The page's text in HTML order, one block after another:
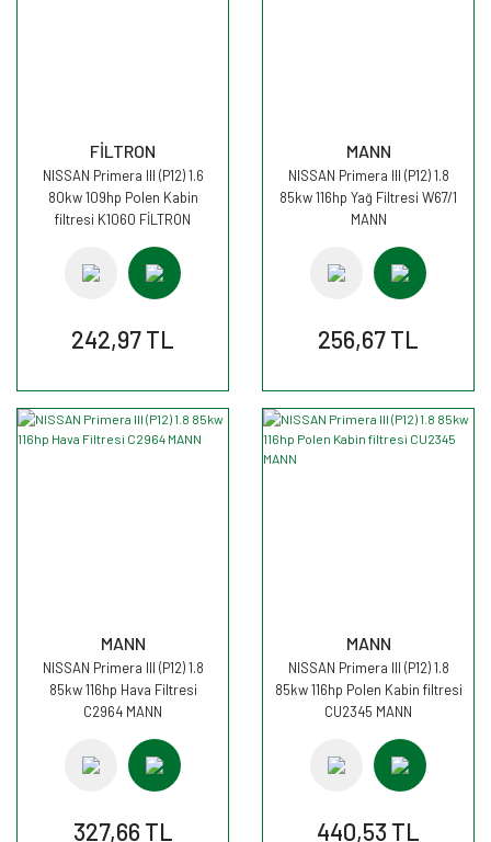
FİLTRON
NISSAN Primera III (P12) 1.6
80kw 109hp Polen Kabin
filtresi K1060 FİLTRON
242,97 TL
MANN
NISSAN Primera III (P12) 1.8
85kw 116hp Yağ Filtresi W67/1
MANN
256,67 TL
MANN
NISSAN Primera III (P12) 1.8
85kw 116hp Hava Filtresi
C2964 MANN
327,66 TL
MANN
NISSAN Primera III (P12) 1.8
85kw 116hp Polen Kabin filtresi
CU2345 MANN
440,53 TL